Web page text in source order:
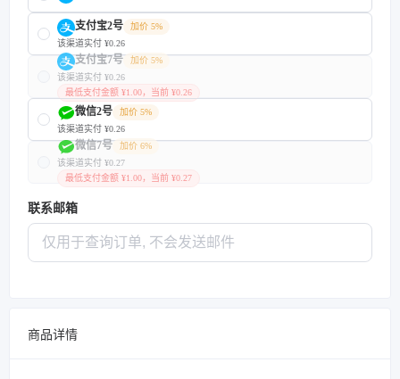
支付宝2号
加价 5%
该渠道实付 ¥0.26
支付宝7号
加价 5%
该渠道实付 ¥0.26
最低支付金额 ¥1.00，当前 ¥0.26
微信2号
加价 5%
该渠道实付 ¥0.26
微信7号
加价 6%
该渠道实付 ¥0.27
最低支付金额 ¥1.00，当前 ¥0.27
联系邮箱
商品详情